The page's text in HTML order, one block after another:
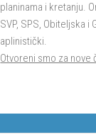
planinama i kretanju.
SVP, SPS, Obiteljska
aplinistički.
Otvoreni smo za nove